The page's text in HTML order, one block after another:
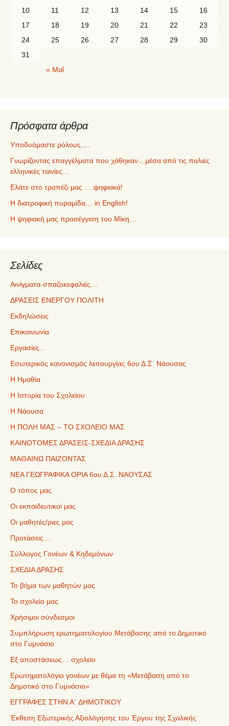
« Μαΐ
10
11 12 13 14 15
16
17
18 19 20 21 22
23
24
25 26 27 28 29
30
31
Πρόσφατα άρθρα
Υποδυόμαστε ρόλους….
Γνωρίζοντας επαγγέλματα που χάθηκαν…μέσα από τις παλιές
ελληνικές ταινίες…
Ελάτε στο τραπέζι μας ….ψηφιακά!
Η διατροφική πυραμίδα… in English!
Η ψηφιακή μας προσέγγιση του Μίκη…
Σελίδες
Αινίγματα-σπαζοκεφαλιές…
ΔΡΑΣΕΙΣ ΕΝΕΡΓΟΥ ΠΟΛΙΤΗ
Εκδηλώσεις
Επικοινωνία
Εργασίες…
Εσωτερικός κανονισμός λειτουργίας 6ου Δ.Σ. Νάουσας
Η Ημαθία
Η Ιστορία του Σχολείου
Η Νάουσα
Η ΠΟΛΗ ΜΑΣ – ΤΟ ΣΧΟΛΕΙΟ ΜΑΣ
ΚΑΙΝΟΤΟΜΕΣ ΔΡΑΣΕΙΣ-ΣΧΕΔΙΑ ΔΡΑΣΗΣ
ΜΑΘΑΙΝΩ ΠΑΙΖΟΝΤΑΣ
ΝΕΑ ΓΕΩΓΡΑΦΙΚΑ ΟΡΙΑ 6ου Δ.Σ. ΝΑΟΥΣΑΣ
Ο τόπος μας
Οι εκπαιδευτικοί μας
Οι μαθητές/ριες μας
Προτάσεις…
Σύλλογος Γονέων & Κηδεμόνων
ΣΧΕΔΙΑ ΔΡΑΣΗΣ
Το βήμα των μαθητών μας
Το σχολείο μας
Χρήσιμοι σύνδεσμοι
Συμπλήρωση ερωτηματολογίου Μετάβασης από το Δημοτικό
στο Γυμνάσιο
Εξ αποστάσεως… σχολείο
Ερωτηματολόγιο γονέων με θέμα τη «Μετάβαση από το
Δημοτικό στο Γυμνάσιο»
ΕΓΓΡΑΦΕΣ ΣΤΗΝ Α΄ ΔΗΜΟΤΙΚΟΥ
Έκθεση Εξωτερικής Αξιολόγησης του Έργου της Σχολικής